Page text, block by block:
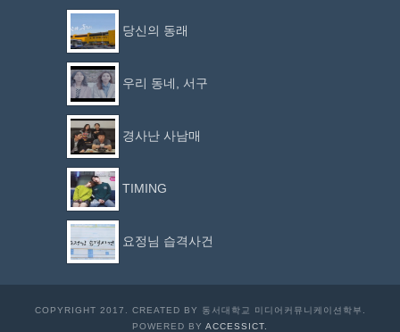
당신의 동래
우리 동네, 서구
경사난 사남매
TIMING
요정님 습격사건
COPYRIGHT 2017. CREATED BY 동서대학교 미디어커뮤니케이션학부.
POWERED BY ACCESSICT.